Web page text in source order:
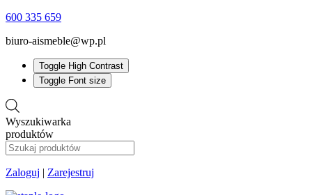
600 335 659
biuro-aismeble@wp.pl
Toggle High Contrast
Toggle Font size
Wyszukiwarka
produktów
Zaloguj | Zarejestruj